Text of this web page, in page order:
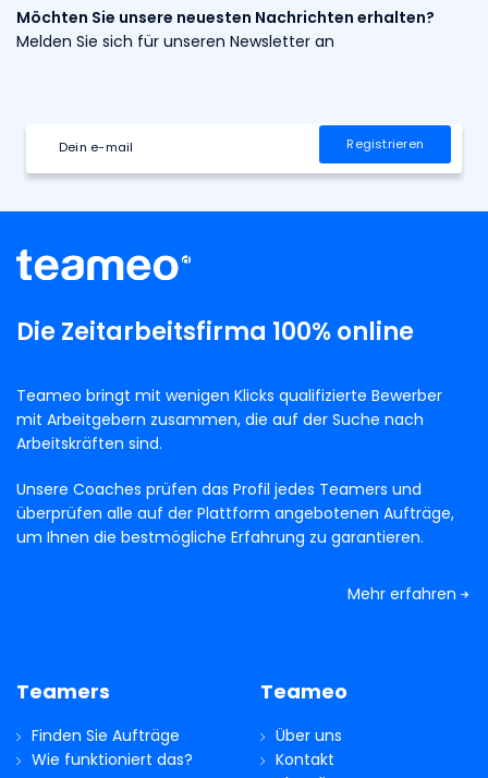
Möchten Sie unsere neuesten Nachrichten erhalten?
Melden Sie sich für unseren Newsletter an
Die Zeitarbeitsfirma 100% online
Teameo bringt mit wenigen Klicks qualifizierte Bewerber
mit Arbeitgebern zusammen, die auf der Suche nach
Arbeitskräften sind.
Unsere Coaches prüfen das Profil jedes Teamers und
überprüfen alle auf der Plattform angebotenen Aufträge,
um Ihnen die bestmögliche Erfahrung zu garantieren.
Mehr erfahren
Teamers
Finden Sie Aufträge
Wie funktioniert das?
Teameo
Über uns
Kontakt